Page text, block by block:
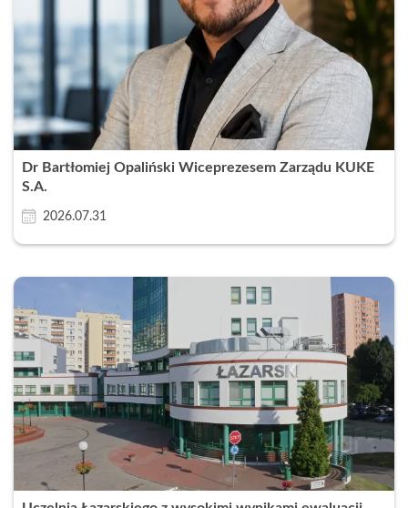
Dr Bartłomiej Opaliński Wiceprezesem Zarządu KUKE
S.A.
2026.07.31